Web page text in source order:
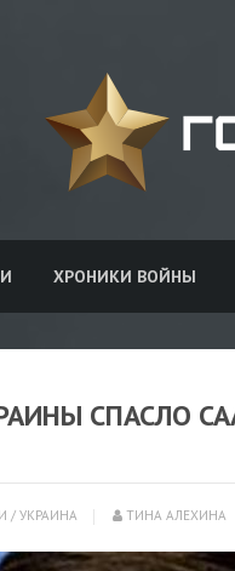
ХРОНИКИ ВОЙНЫ
СПАСЛО
/ УКРАИНА ТИНА АЛЕХИНА